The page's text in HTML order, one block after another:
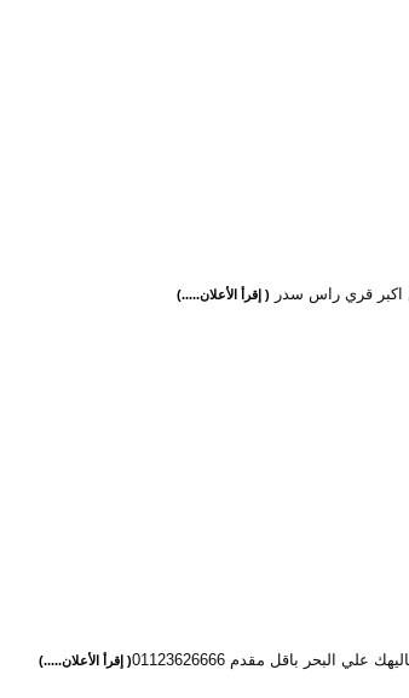
قري راس سدر ( إقرأ الأعلان.....)
علي البحر باقل مقدم 01123626666 ( إقرأ الأعلان.....)